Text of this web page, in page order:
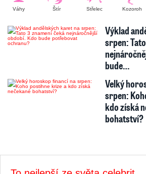
Váhy Štír Střelec Kozoroh
Výklad
srpen:
bude…
Velký
srpen:
kdo získá
bohatství?